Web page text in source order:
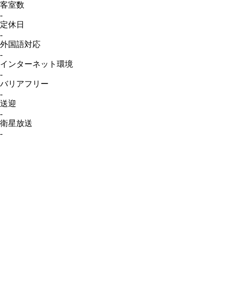
客室数
-
定休日
-
外国語対応
-
インターネット 環境
-
バリアフリー
-
送迎
-
衛星放送
-